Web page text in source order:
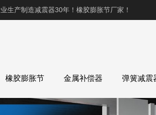
生产制造减震器30年！橡胶膨胀节厂家！
橡胶膨胀节 金属补偿器 弹簧减震